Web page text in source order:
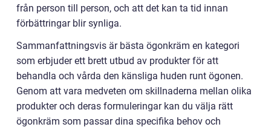
från person till person, och att det kan ta tid innan
förbättringar blir synliga.
Sammanfattningsvis är bästa ögonkräm en kategori
som erbjuder ett brett utbud av produkter för att
behandla och vårda den känsliga huden runt ögonen.
Genom att vara medveten om skillnaderna mellan olika
produkter och deras formuleringar kan du välja rätt
ögonkräm som passar dina specifika behov och